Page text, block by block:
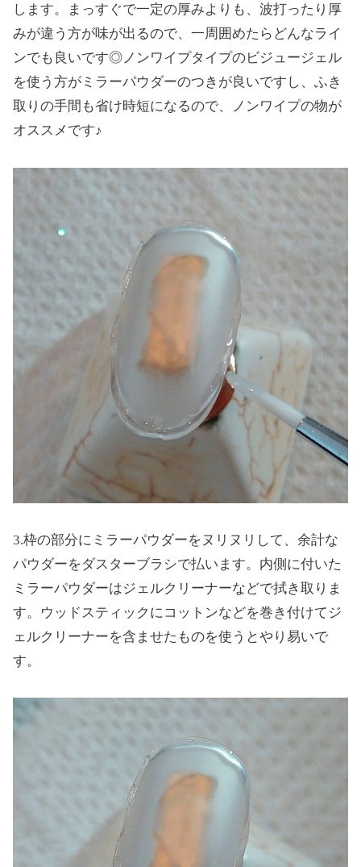
します。まっすぐで一定の厚みよりも、波打ったり厚
みが違う方が味が出るので、一周囲めたらどんなライ
ンでも良いです◎ノンワイプタイプのビジュージェル
を使う方がミラーパウダーのつきが良いですし、ふき
取りの手間も省け時短になるので、ノンワイプの物が
オススメです♪
3.枠の部分にミラーパウダーをヌリヌリして、余計な
パウダーをダスターブラシで払います。内側に付いた
ミラーパウダーはジェルクリーナーなどで拭き取りま
す。ウッドスティックにコットンなどを巻き付けてジ
ェルクリーナーを含ませたものを使うとやり易いで
す。